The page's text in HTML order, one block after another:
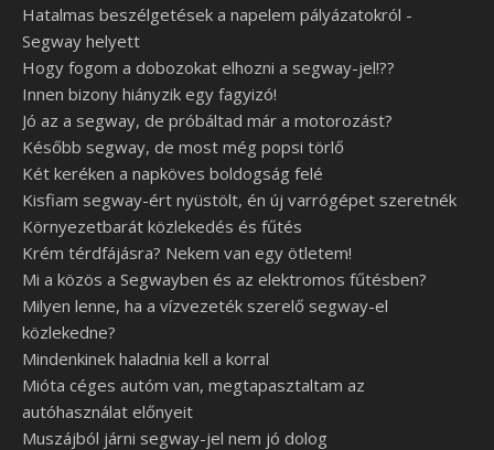
Hatalmas beszélgetések a napelem pályázatokról -
Segway helyett
Hogy fogom a dobozokat elhozni a segway-jel!??
Innen bizony hiányzik egy fagyizó!
Jó az a segway, de próbáltad már a motorozást?
Később segway, de most még popsi törlő
Két keréken a napköves boldogság felé
Kisfiam segway-ért nyüstölt, én új varrógépet szeretnék
Környezetbarát közlekedés és fűtés
Krém térdfájásra? Nekem van egy ötletem!
Mi a közös a Segwayben és az elektromos fűtésben?
Milyen lenne, ha a vízvezeték szerelő segway-el
közlekedne?
Mindenkinek haladnia kell a korral
Mióta céges autóm van, megtapasztaltam az
autóhasználat előnyeit
Muszájból járni segway-jel nem jó dolog